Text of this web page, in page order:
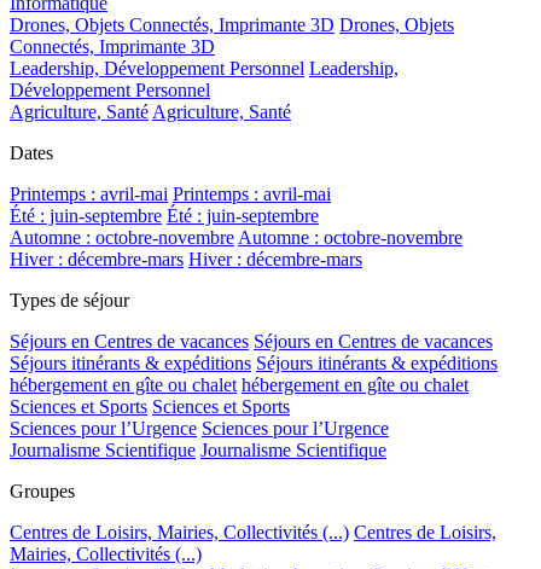
Drones, Objets Connectés, Imprimante 3D Drones, Objets
Connectés, Imprimante 3D
Leadership, Développement Personnel Leadership,
Développement Personnel
Agriculture, Santé Agriculture, Santé
Dates
Printemps : avril-mai Printemps : avril-mai
Été : juin-septembre Été : juin-septembre
Automne : octobre-novembre Automne : octobre-novembre
Hiver : décembre-mars Hiver : décembre-mars
Types de séjour
Séjours en Centres de vacances Séjours en Centres de vacances
Séjours itinérants & expéditions Séjours itinérants & expéditions
hébergement en gîte ou chalet hébergement en gîte ou chalet
Sciences et Sports Sciences et Sports
Sciences pour l’Urgence Sciences pour l’Urgence
Journalisme Scientifique Journalisme Scientifique
Groupes
Centres de Loisirs, Mairies, Collectivités (...) Centres de Loisirs,
Mairies, Collectivités (...)